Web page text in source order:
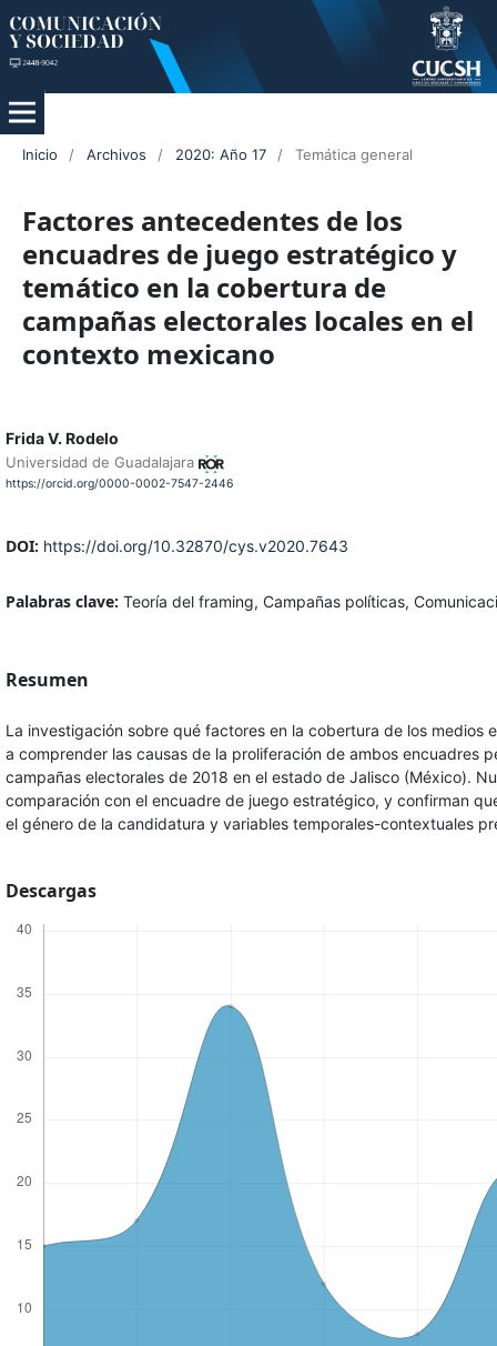
Inicio / Archivos / 2020: Año 17 / Temática general
Factores antecedentes de los
encuadres de juego estratégico y
temático en la cobertura de
campañas electorales locales en el
contexto mexicano
Frida V. Rodelo
Universidad de Guadalajara
https://orcid.org/0000-0002-7547-2446
DOI: https://doi.org/10.32870/cys.v2020.7643
Palabras clave: Teoría del framing, Campañas políticas,
Resumen
La investigación sobre qué factores en la cobertura de los
a comprender las causas de la proliferación de ambos encuadres
campañas electorales de 2018 en el estado de Jalisco (México).
comparación con el encuadre de juego estratégico, y confirman
el género de la candidatura y variables temporales-contextuales
Descargas